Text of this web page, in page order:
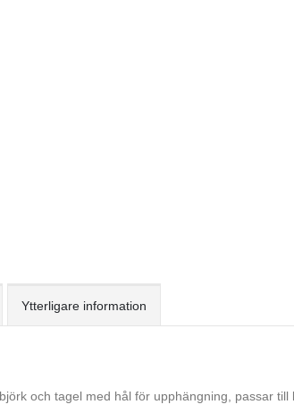
Ytterligare information
och tagel med hål för upphängning, passar till